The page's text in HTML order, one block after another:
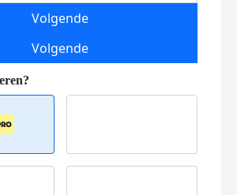
Volgende
Volgende